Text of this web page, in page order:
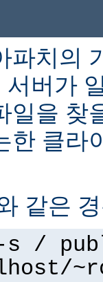
파치의
서버가
일을 찾
한 클라
같은
/